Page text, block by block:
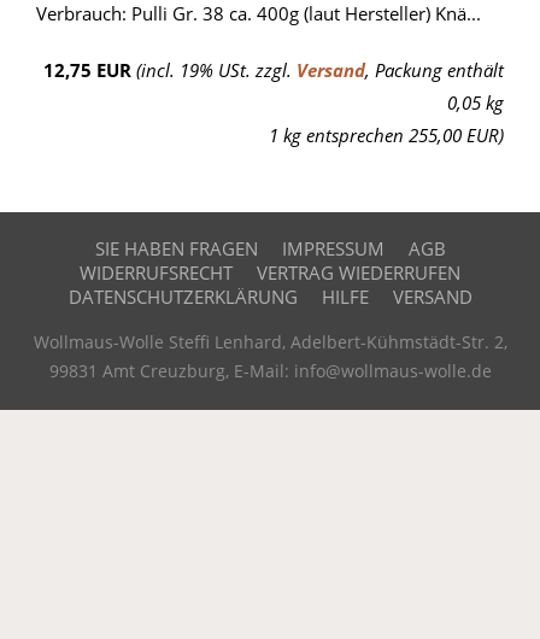
Verbrauch: Pulli Gr. 38 ca. 400g (laut Hersteller) Knä...
12,75 EUR (incl. 19% USt. zzgl. Versand, Packung enthält
0,05 kg
1 kg entsprechen 255,00 EUR)
SIE HABEN FRAGEN IMPRESSUM
AGB
WIDERRUFSRECHT
VERTRAG WIEDERRUFEN
DATENSCHUTZERKLÄRUNG
HILFE VERSAND
Wollmaus-Wolle Steffi Lenhard, Adelbert-Kühmstädt-Str. 2,
99831 Amt Creuzburg, E-Mail: info@wollmaus-wolle.de